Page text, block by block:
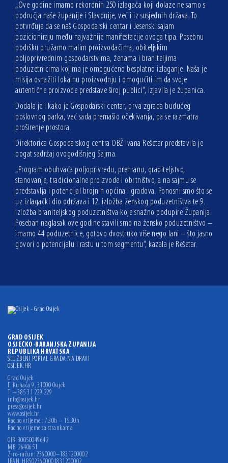
„Ove godine imamo rekordnih 250 izlagača koji dolaze ne samo s
područja naše županije i Slavonije, već i iz susjednih država. To
potvrđuje da se naš Gospodarski centar i Jesenski sajam
pozicioniraju među najvažnije manifestacije ovoga tipa. Posebnu
podršku pružamo malim proizvođačima, obiteljskim
poljoprivrednim gospodarstvima, ženama i braniteljima
poduzetnicima kojima je omogućeno besplatno izlaganje. Naša je
misija osnažiti lokalnu proizvodnju i omogućiti im da svoje
autentične proizvode predstave široj publici“, izjavila je županica.
Dodala je i kako je Gospodarski centar, prva zgrada budućeg
poslovnog parka, već sada premašio očekivanja, pa se razmatra
proširenje prostora.
Direktorica Gospodarskog centra OBŽ Ivana Rešetar predstavila je
bogat sadržaj ovogodišnjeg Sajma.
„Program obuhvaća poljoprivredu, prehranu, graditeljstvo,
stanovanje, tradicionalne proizvode i obrtništvo, a na sajmu se
predstavlja i potencijal brojnih općina i gradova. Ponosni smo što se
uz izlagački dio održava i 12. izložba ženskog poduzetništva te 9.
izložba braniteljskog poduzetništva koje snažno podupire Županija.
Poseban naglasak ove godine stavili smo na žensko poduzetništvo –
imamo 44 poduzetnice, gotovo dvostruko više nego lani – što jasno
govori o potencijalu i rastu u tom segmentu“, kazala je Rešetar.
GRAD OSIJEK
OSJEČKO-BARANJSKA ŽUPANIJA
REPUBLIKA HRVATSKA
SLUŽBENI PORTAL GRADA NA DRAVI
OSIJEK.HR
Grad Osijek
F. Kuhača 9, 31000 Osijek
T: +385 31 229 229
info@osijek.hr
press@osijek.hr
www.osijek.hr
Radno vrijeme : 7:30h – 15:30h
Radno vrijeme sa strankama
OIB: 30050049642
MB: 2640651
Žiro-račun: 2360000–1831200002